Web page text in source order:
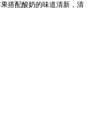
搭配酸奶的味道清新，清